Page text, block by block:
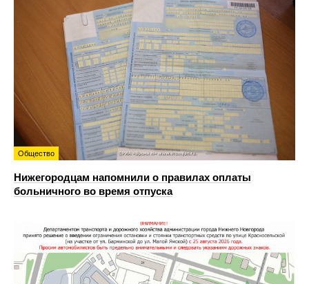
Общество
Нижегородцам напомнили о правилах оплаты
больничного во время отпуска